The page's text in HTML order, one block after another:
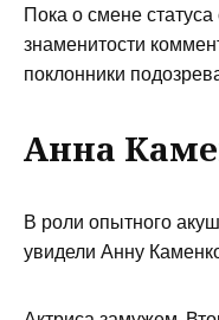
Пока о смене
знаменитости
поклонники
Анна
В роли опытного
увидели Анну